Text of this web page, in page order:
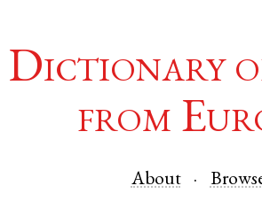
Dictionary
from
About